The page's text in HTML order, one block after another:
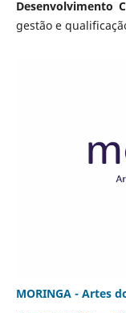
Desenvolvimento
gestão e
MORINGA - Artes